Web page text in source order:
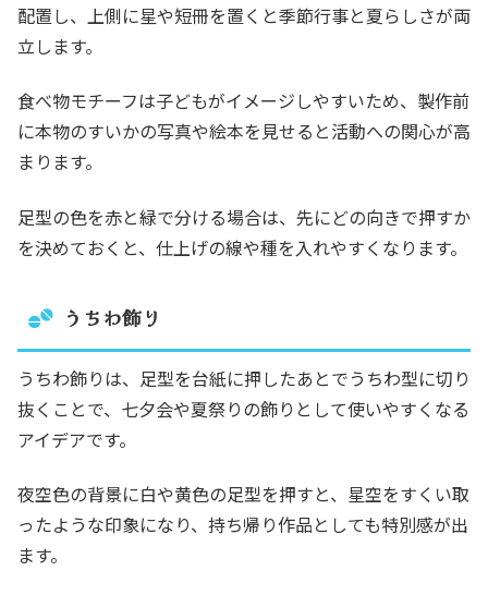
配置し、上側に星や短冊を置くと季節行事と夏らしさが両
立します。
食べ物モチーフは子どもがイメージしやすいため、製作前
に本物のすいかの写真や絵本を見せると活動への関心が高
まります。
足型の色を赤と緑で分ける場合は、先にどの向きで押すか
を決めておくと、仕上げの線や種を入れやすくなります。
うちわ飾り
うちわ飾りは、足型を台紙に押したあとでうちわ型に切り
抜くことで、七夕会や夏祭りの飾りとして使いやすくなる
アイデアです。
夜空色の背景に白や黄色の足型を押すと、星空をすくい取
ったような印象になり、持ち帰り作品としても特別感が出
ます。